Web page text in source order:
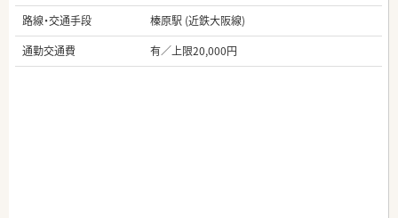
路線・交通手段
榛原駅 (近鉄大阪線)
通勤交通費
有／上限20,000円